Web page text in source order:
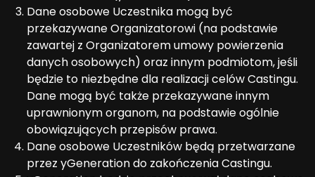
Dane osobowe Uczestnika mogą być
przekazywane Organizatorowi (na podstawie
zawartej z Organizatorem umowy powierzenia
danych osobowych) oraz innym podmiotom, jeśli
będzie to niezbędne dla realizacji celów Castingu.
Dane mogą być także przekazywane innym
uprawnionym organom, na podstawie ogólnie
obowiązujących przepisów prawa.
Dane osobowe Uczestników będą przetwarzane
przez yGeneration do zakończenia Castingu.